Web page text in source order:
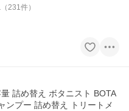
（231件）
め替え ボタニスト BOTA
ンプー 詰め替え トリートメ